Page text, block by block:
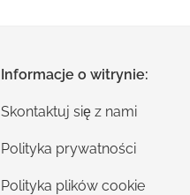
Informacje o witrynie:
Skontaktuj się z nami
Polityka prywatności
Polityka plików cookie